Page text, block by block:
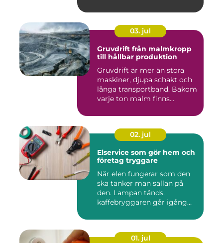
03. jul
Gruvdrift från malmkropp
till hållbar produktion
Gruvdrift är mer än stora
maskiner, djupa schakt och
långa transportband. Bakom
varje ton malm finns...
02. jul
Elservice som gör hem och
företag tryggare
När elen fungerar som den
ska tänker man sällan på
den. Lampan tänds,
kaffebryggaren går igång
01. jul